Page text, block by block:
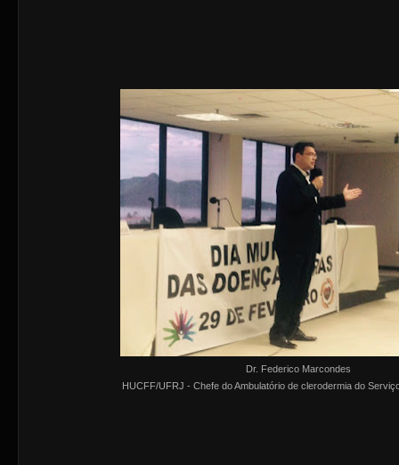
Dr. Federico Marcondes
HUCFF/UFRJ - Chefe do Ambulatório de clerodermia do